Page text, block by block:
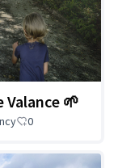
🌱
0